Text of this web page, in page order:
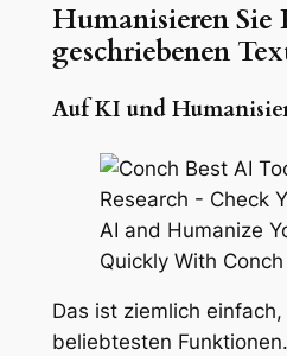
Humanisieren
geschriebenen
Auf KI und
Das ist ziemlich
beliebtesten